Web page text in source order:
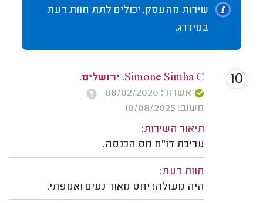
שירות מהעסק, יכולים לתת חוות דעת
במידרג.
Simone Simha C. ירושלים.
אשרור: 08/02/2026
משוב: 10/08/2025
תיאור השירות:
עריכת דו"ח מס הכנסה.
חוות דעת:
היה מעולה! יחס מאוד נעים ואמפתי.
10